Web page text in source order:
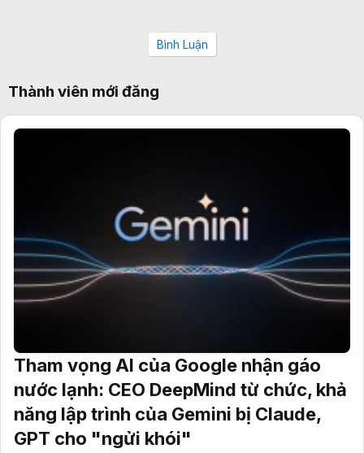
Bình Luận
Thành viên mới đăng
Tham vọng AI của Google nhận gáo
nước lạnh: CEO DeepMind từ chức, khả
năng lập trình của Gemini bị Claude,
GPT cho "ngửi khói"